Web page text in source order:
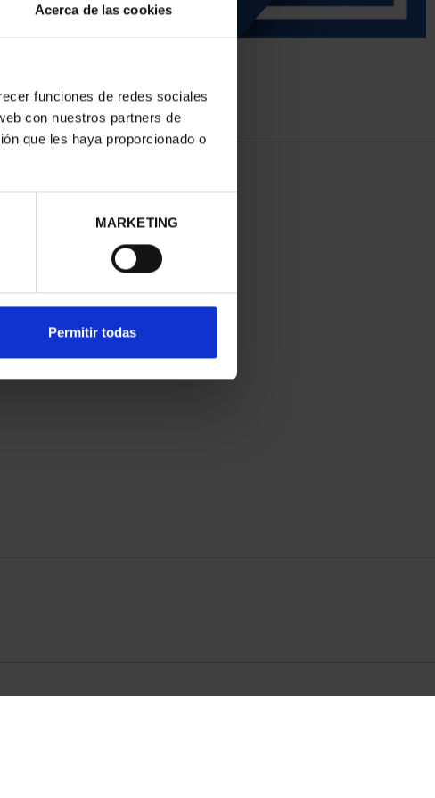
Acerca de las cookies
funciones de redes sociales
con nuestros partners de
que les haya proporcionado o
MARKETING
Permitir todas